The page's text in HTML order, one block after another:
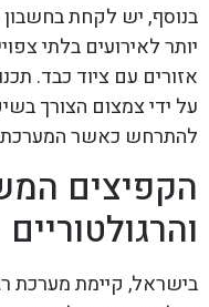
בנוסף, יש לקחת בחשבון
יותר לאירועים בלתי
אזורים עם ציוד כבד.
על ידי צמצום הצורך
להתרחש כאשר המערכת
הקפיצים
והרגולטוריים
בישראל, קיימת מערכת